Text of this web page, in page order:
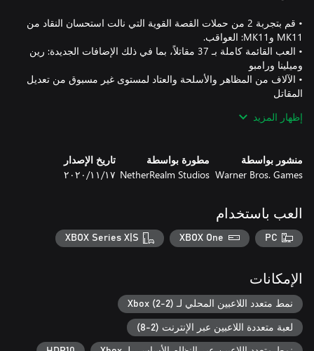
• قم بتجربة 2 من حملات القصة القوية التي نالت استحسان النقاد من
• العب القائمة كاملة بـ 37 مقاتلاً، بما في ذلك الإضافات الجديدة: رين
• الآلاف من المظاهر والأسلحة والعتاد لمستوى غير مسبوق من تعديل
• جميع الأوضاع، تشمل: أبراج الزمن، السرداب، الشرح، اللعب عبر
• توافق عبر المنصات/عبر الأجيال
إظهار المزيد
منشور بواسطة
Warner Bros. Games
مطورة بواسطة
NetherRealm Studios
تاريخ الإصدار
١٧‏/١١‏/٢٠٢٠
العب باستخدام
PC
XBOX One
XBOX Series X|S
الإمكانات
نمط متعدد اللاعبين المحلي لـ Xbox (2-2)
لعبة متعددة اللاعبين عبر الإنترنت (2-8)